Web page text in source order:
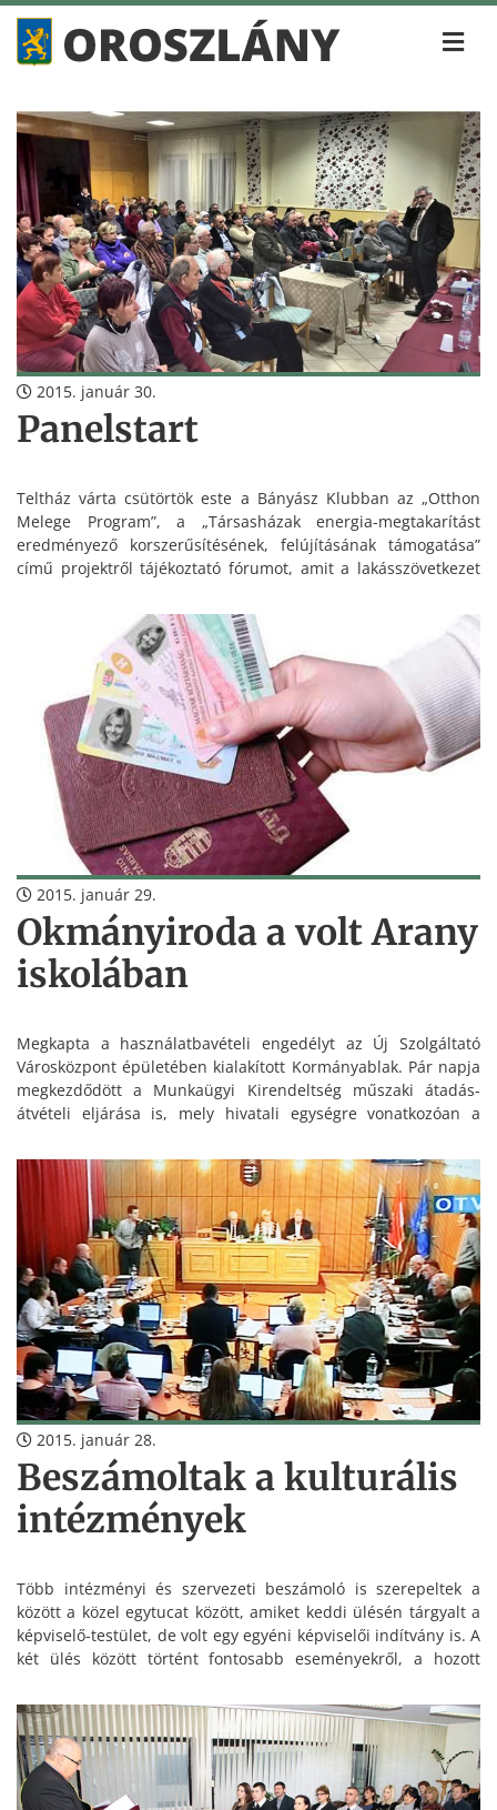
2015. január 30.
Panelstart
Teltház várta csütörtök este a Bányász Klubban az „Otthon
Melege Program”, a „Társasházak energia-megtakarítást
eredményező korszerűsítésének, felújításának támogatása”
című projektről tájékoztató fórumot, amit a lakásszövetkezet
ismertette a legfontosabb tudnivalókat.
2015. január 29.
Okmányiroda a volt Arany
iskolában
Megkapta a használatbavételi engedélyt az Új Szolgáltató
Városközpont épületében kialakított Kormányablak. Pár napja
megkezdődött a Munkaügyi Kirendeltség műszaki átadás-
átvételi eljárása is, mely hivatali egységre vonatkozóan a
benyújtotta.
2015. január 28.
Beszámoltak a kulturális
intézmények
Több intézményi és szervezeti beszámoló is szerepeltek a
között a közel egytucat között, amiket keddi ülésén tárgyalt a
képviselő-testület, de volt egy egyéni képviselői indítvány is. A
két ülés között történt fontosabb eseményekről, a hozott
szóló polgármesteri ismertetőt követően az önkormányzat
saját bevételeinek, valamint adósságot keletkeztető
ügyleteiből eredő fizetési kötelezettségeinek a költségvetési
évet követő három évre várható összegéről tárgyalt a
grémium.